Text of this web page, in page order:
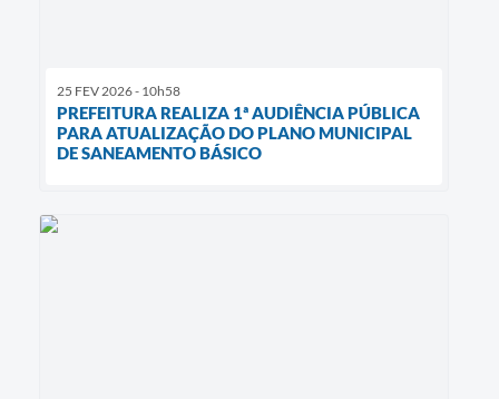
25 FEV 2026 - 10h58
PREFEITURA REALIZA 1ª AUDIÊNCIA PÚBLICA
PARA ATUALIZAÇÃO DO PLANO MUNICIPAL
DE SANEAMENTO BÁSICO